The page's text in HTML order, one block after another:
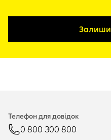
Телефон для довідок
0 800 300 800